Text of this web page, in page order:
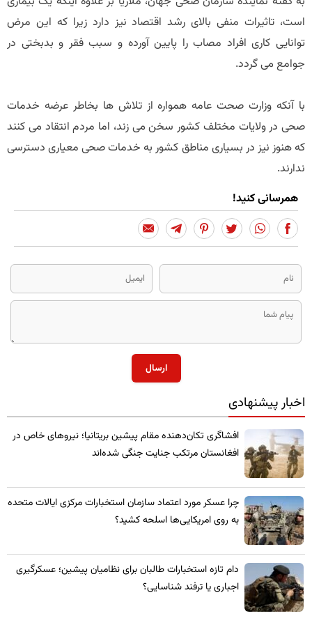
است، تاثیرات منفی بالای رشد اقتصاد نیز دارد زیرا که این مرض
توانایی کاری افراد مصاب را پایین آورده و سبب فقر و بدبختی در
جوامع می گردد.
با آنکه وزارت صحت عامه همواره از تلاش ها بخاطر عرضه خدمات
صحی در ولایات مختلف کشور سخن می زند، اما مردم انتقاد می کنند
که هنوز نیز در بسیاری مناطق کشور به خدمات صحی معیاری دسترسی
ندارند.
همرسانی کنید!
ارسال
اخبار پیشنهادی
​افشاگری تکان‌دهنده مقام پیشین بریتانیا؛ نیروهای خاص در
افغانستان مرتکب جنایت جنگی شده‌اند
چرا عسکر مورد اعتماد سازمان استخبارات مرکزی ایالات متحده
به روی امریکایی‌ها اسلحه کشید؟
​دام تازه استخبارات طالبان برای نظامیان پیشین؛ عسکرگیری
اجباری یا ترفند شناسایی؟